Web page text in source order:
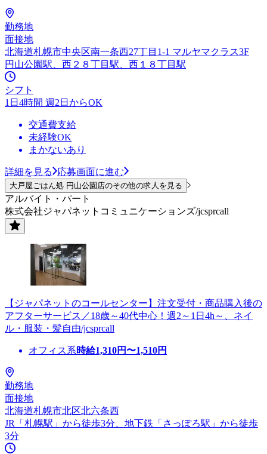
勤務地
面接地
北海道札幌市中央区南一条西27丁目1-1 マルヤマクラス3F
円山公園駅、西２８丁目駅、西１８丁目駅
シフト
1日4時間 週2日からOK
交通費支給
未経験OK
まかないあり
詳細を見る 応募画面に進む
大戸屋ごはん処 円山公園店のその他の求人を見る
アルバイト・パート
株式会社ジャパネットコミュニケーションズ/jcsprcall
【ジャパネットのコールセンター】注文受付・商品購入後の
アフターサービス／18歳～40代中心！週2～1日4h～、ネイ
ル・服装・髪自由/jcsprcall
オフィス系時給1,310円〜1,510円
勤務地
面接地
北海道札幌市北区北六条西
JR「札幌駅」から徒歩3分、地下鉄「さっぽろ駅」から徒歩
3分